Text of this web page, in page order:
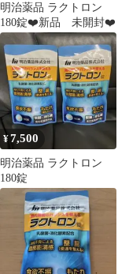
明治薬品 ラクトロン
180錠❤️新品 未開封❤️
¥7,500
明治薬品 ラクトロン
180錠